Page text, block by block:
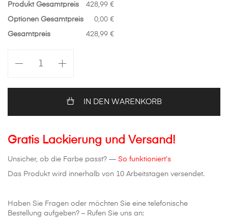
Produkt Gesamtpreis 428,99 €
Optionen Gesamtpreis 0,00 €
Gesamtpreis 428,99 €
IN DEN WARENKORB
Gratis Lackierung und Versand!
Unsicher, ob die Farbe passt? — So funktioniert’s
Das Produkt wird innerhalb von 10 Arbeitstagen versendet.
Haben Sie Fragen oder möchten Sie eine telefonische
Bestellung aufgeben? – Rufen Sie uns an: